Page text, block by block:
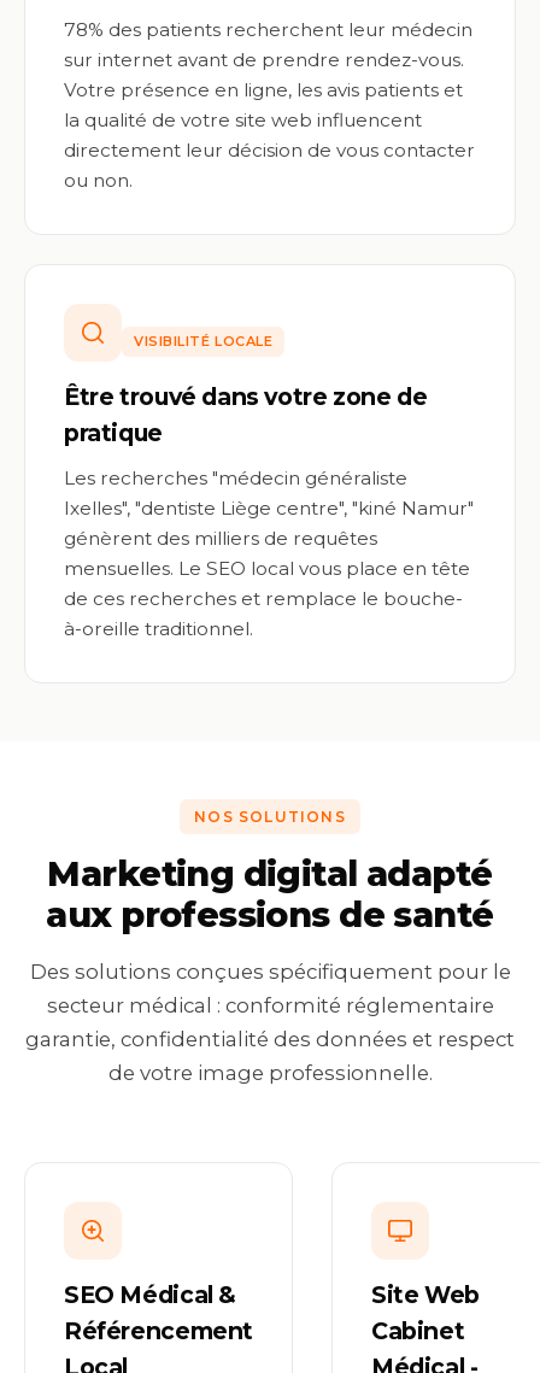
78% des patients recherchent leur médecin
sur internet avant de prendre rendez-vous.
Votre présence en ligne, les avis patients et
la qualité de votre site web influencent
directement leur décision de vous contacter
ou non.
VISIBILITÉ LOCALE
Être trouvé dans votre zone de
pratique
Les recherches "médecin généraliste
Ixelles", "dentiste Liège centre", "kiné Namur"
génèrent des milliers de requêtes
mensuelles. Le SEO local vous place en tête
de ces recherches et remplace le bouche-
à-oreille traditionnel.
NOS SOLUTIONS
Marketing digital adapté
aux professions de santé
Des solutions conçues spécifiquement pour le
secteur médical : conformité réglementaire
garantie, confidentialité des données et respect
de votre image professionnelle.
SEO Médical &
Référencement
Local
Site Web
Cabinet
Médical -